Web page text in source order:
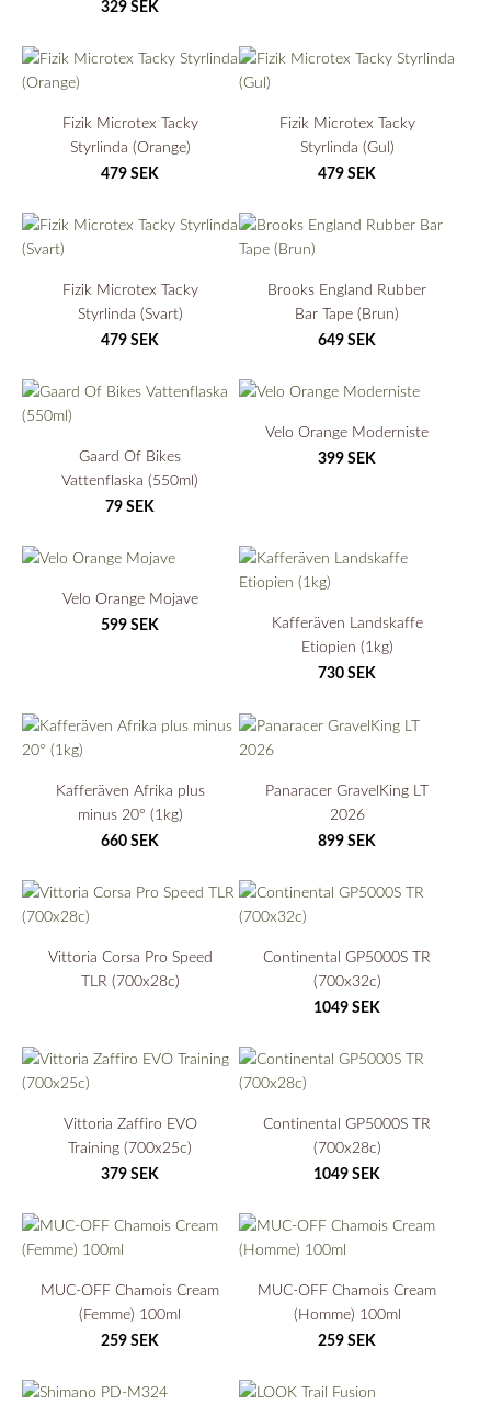
329 SEK
Fizik Microtex Tacky
Styrlinda (Orange)
479 SEK
Fizik Microtex Tacky
Styrlinda (Gul)
479 SEK
Fizik Microtex Tacky
Styrlinda (Svart)
479 SEK
Brooks England Rubber
Bar Tape (Brun)
649 SEK
Gaard Of Bikes
Vattenflaska (550ml)
79 SEK
Velo Orange Moderniste
399 SEK
Velo Orange Mojave
599 SEK
Kafferäven Landskaffe
Etiopien (1kg)
730 SEK
Kafferäven Afrika plus
minus 20° (1kg)
660 SEK
Panaracer GravelKing LT
2026
899 SEK
Vittoria Corsa Pro Speed
TLR (700x28c)
Continental GP5000S TR
(700x32c)
1049 SEK
Vittoria Zaffiro EVO
Training (700x25c)
379 SEK
Continental GP5000S TR
(700x28c)
1049 SEK
MUC-OFF Chamois Cream
(Femme) 100ml
259 SEK
MUC-OFF Chamois Cream
(Homme) 100ml
259 SEK